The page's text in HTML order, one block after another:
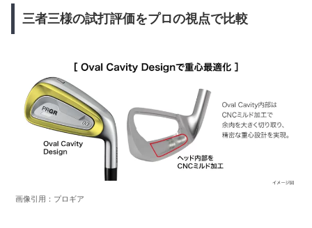
三者三様の試打評価をプロの視点で比較
画像引用：プロギア